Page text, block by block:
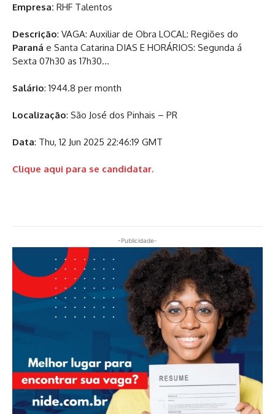
Empresa: RHF Talentos
Descrição: VAGA: Auxiliar de Obra LOCAL: Regiões do
Paraná e Santa Catarina DIAS E HORÁRIOS: Segunda á
Sexta 07h30 as 17h30…
Salário: 1944.8 per month
Localização: São José dos Pinhais – PR
Data: Thu, 12 Jun 2025 22:46:19 GMT
Clique aqui para se candidatar.
-Publicidade-